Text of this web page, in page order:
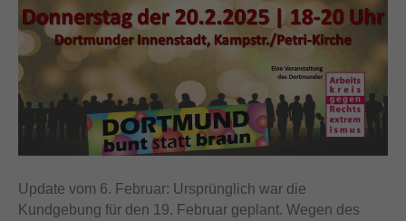
Update vom 6. Februar: Ursprünglich war die
Kundgebung für den 19. Februar geplant. Wegen des